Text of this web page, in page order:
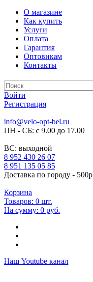
О магазине
Как купить
Услуги
Оплата
Гарантия
Оптовикам
Контакты
Войти
Регистрация
info@velo-opt-bel.ru
ПН - СБ: с 9.00 до 17.00
ВС: выходной
8 952 430 26 07
8 951 135 05 85
Доставка по городу - 500р
Корзина
Товаров: 0 шт.
На сумму: 0 руб.
Наш Youtube канал